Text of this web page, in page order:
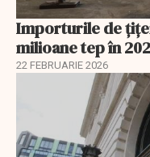
Importurile de
milioane tep în
22 FEBRUARIE 2026